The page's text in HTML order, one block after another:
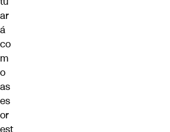
ar
á
co
m
o
as
es
or
est